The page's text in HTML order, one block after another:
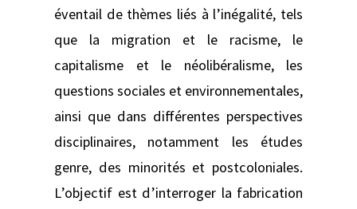
éventail de thèmes liés à l’inégalité, tels
que la migration et le racisme, le
capitalisme et le néolibéralisme, les
questions sociales et environnementales,
ainsi que dans différentes perspectives
disciplinaires, notamment les études
genre, des minorités et postcoloniales.
L’objectif est d’interroger la fabrication